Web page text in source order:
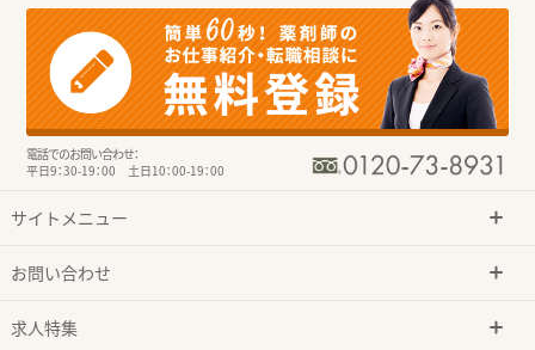
電話でのお問い合わせ：
平日9：30-19：00 土日10：00-19：00
サイトメニュー
お問い合わせ
求人特集